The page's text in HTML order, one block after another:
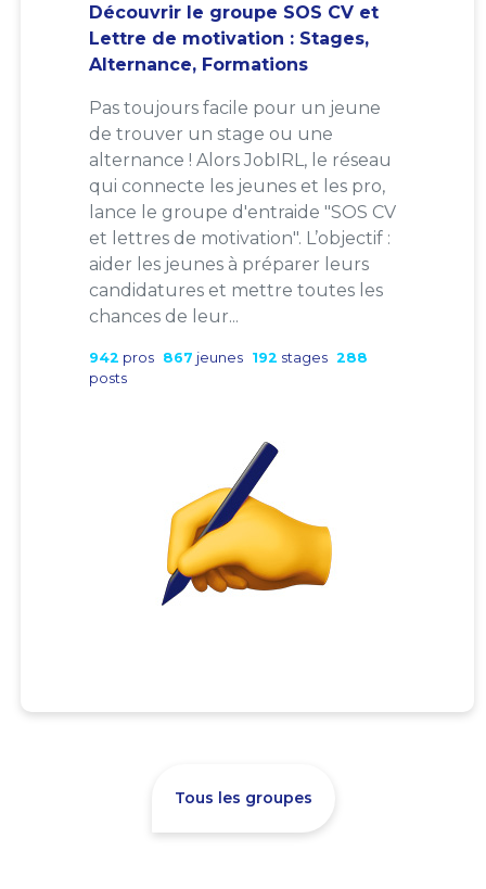
Découvrir le groupe SOS CV et
Lettre de motivation : Stages,
Alternance, Formations
Pas toujours facile pour un jeune
de trouver un stage ou une
alternance ! Alors JobIRL, le réseau
qui connecte les jeunes et les pro,
lance le groupe d'entraide "SOS CV
et lettres de motivation". L’objectif :
aider les jeunes à préparer leurs
candidatures et mettre toutes les
chances de leur...
942 pros 867 jeunes 192 stages 288
posts
Tous les groupes